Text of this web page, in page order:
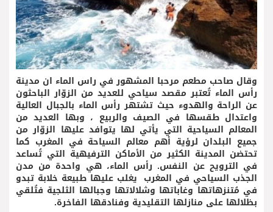
وقال صاحب مطعم مرحبا المشهور في راس الماء ان مدينة
رأس الماء تُعتبر مقصد سياحي للعديد من الزوّار الباحثون
عن الراحة والهدوء حيث تشتهر رأس الماء بالجبال العالية
واعتدال طقسها في الصيف والربيع ، وبها العديد من
المعالم السياحية التي يأتي لها يتوافد عليها الزوّار من
جميع البلدان لرؤية أهم معالم السياحة في المغرب كما
تحتضن المدينة الكثير من الأماكن الترفيهية التي تُساعد
في الترويح عن النفس. رأس الماء، هي واحدة من مدن
الجذب السياحي في المغرب يغلب عليها طبيعة خلابة تبدو
في مُتنزهاتها وغاباتها وشلالاتها وجبالها الثلجية فتُلقي
بظلالها على منازلها التقليدية وفنادقها الفاخرة.